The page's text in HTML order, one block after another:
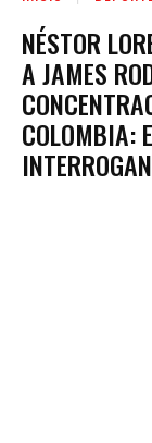
NÉSTOR
A JAMES
COLOMBIA: